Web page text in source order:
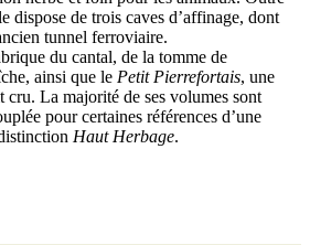
dispose de trois caves d’affinage, dont
tunnel ferroviaire.
du cantal, de la tomme de
ainsi que le Petit Pierrefortais, une
cru. La majorité de ses volumes sont
pour certaines références d’une
Haut Herbage.